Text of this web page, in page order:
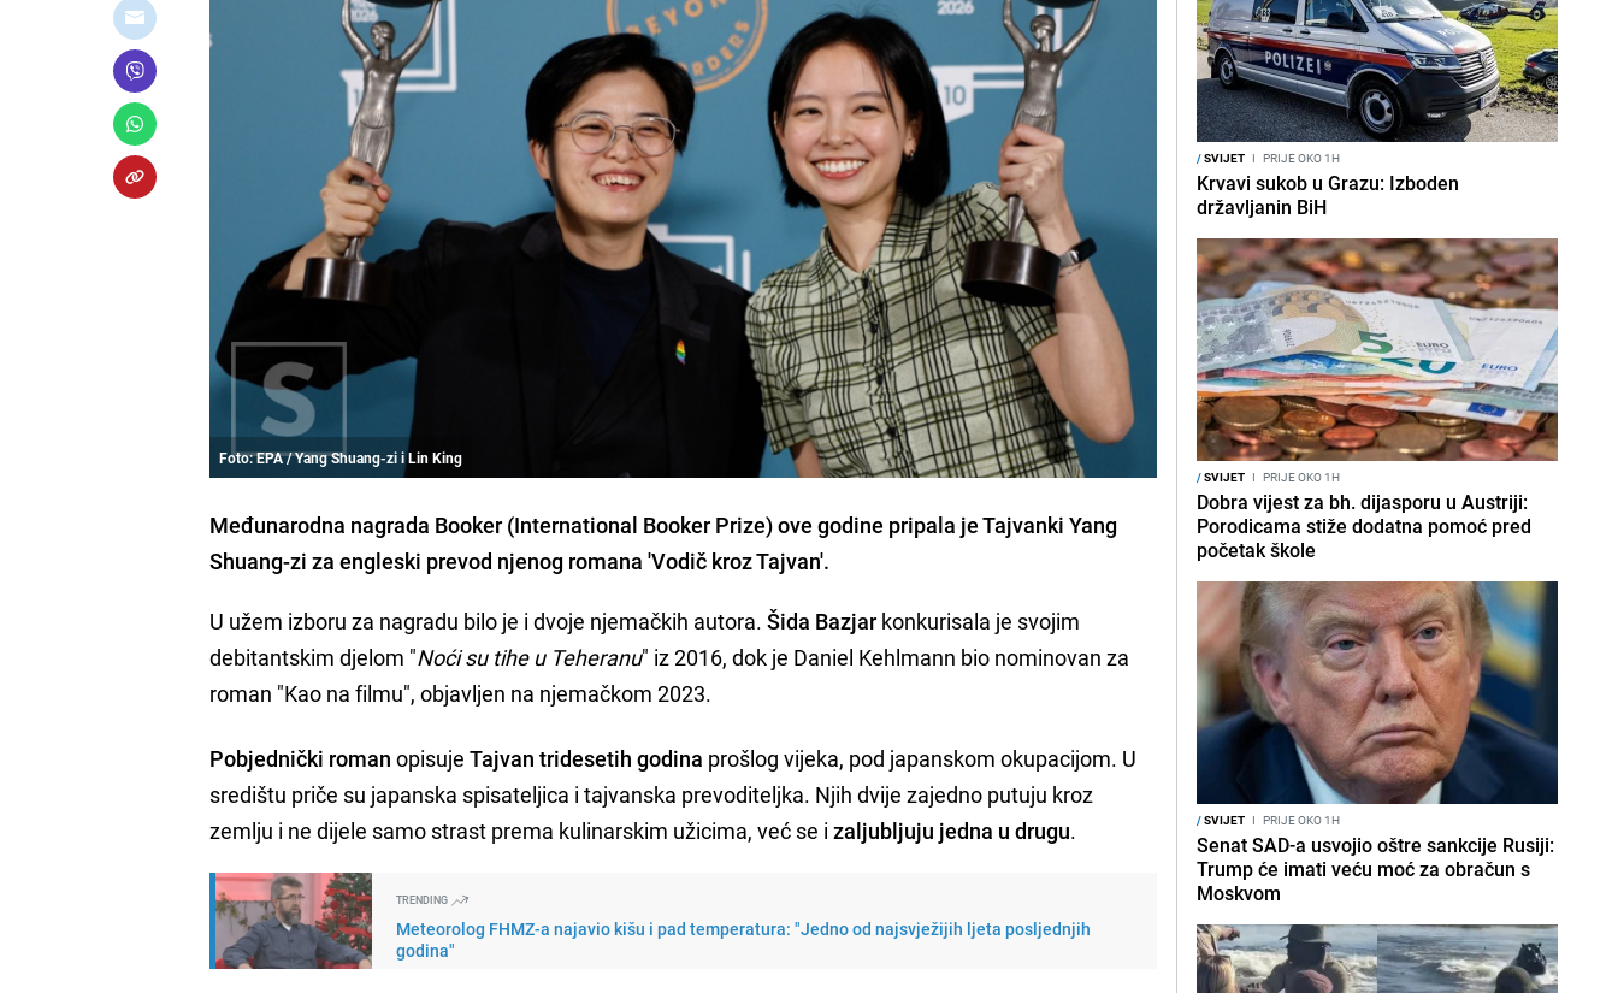
Foto: EPA / Yang Shuang-zi i Lin King
Međunarodna nagrada Booker (International Booker Prize) ove godine pripala je Tajvanki Yang
Shuang-zi za engleski prevod njenog romana 'Vodič kroz Tajvan'.
U užem izboru za nagradu bilo je i dvoje njemačkih autora.Šida Bazjar konkurisala je svojim
debitantskim djelom "Noći su tihe u Teheranu" iz 2016, dok je Daniel Kehlmann bio nominovan za
roman "Kao na filmu", objavljen na njemačkom 2023.
Pobjednički roman opisujeTajvan tridesetih godina prošlog vijeka, pod japanskom okupacijom. U
središtu priče su japanska spisateljica i tajvanska prevoditeljka. Njih dvije zajedno putuju kroz
zemlju i ne dijele samo strast prema kulinarskim užicima, već se izaljubljuju jedna u drugu.
TRENDING
Meteorolog FHMZ-a najavio kišu i pad temperatura: "Jedno od najsvježijih ljeta posljednjih
godina"
/SVIJET I PRIJE OKO 1H
Krvavi sukob u Grazu: Izboden
državljanin BiH
/SVIJET I PRIJE OKO 1H
Dobra vijest za bh. dijasporu u Austriji:
Porodicama stiže dodatna pomoć pred
početak škole
/SVIJET I PRIJE OKO 1H
Senat SAD-a usvojio oštre sankcije Rusiji:
Trump će imati veću moć za obračun s
Moskvom